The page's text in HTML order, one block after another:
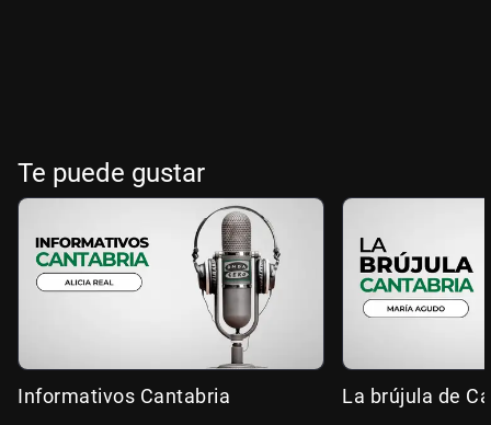
Te puede gustar
Informativos Cantabria La brújula de